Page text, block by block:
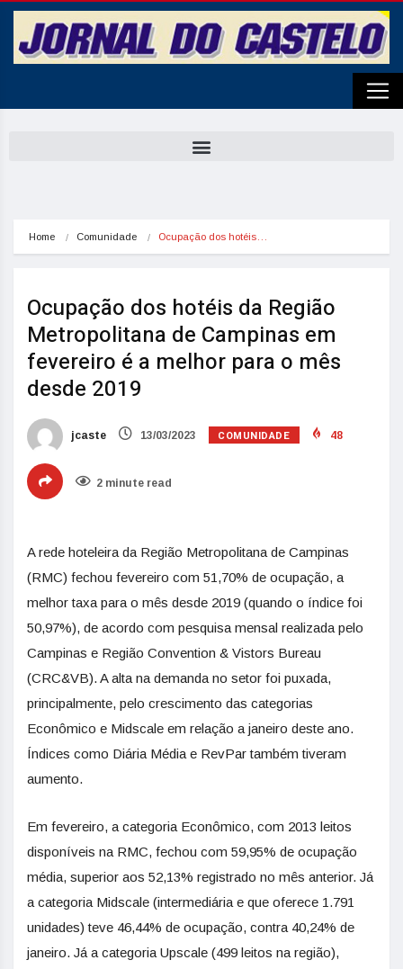
Home Comunidade Ocupação dos hotéis…
Ocupação dos hotéis da Região
Metropolitana de Campinas em
fevereiro é a melhor para o mês
desde 2019
jcaste 13/03/2023 COMUNIDADE 48
2 minute read
A rede hoteleira da Região Metropolitana de Campinas
(RMC) fechou fevereiro com 51,70% de ocupação, a
melhor taxa para o mês desde 2019 (quando o índice foi
50,97%), de acordo com pesquisa mensal realizada pelo
Campinas e Região Convention & Vistors Bureau
(CRC&VB). A alta na demanda no setor foi puxada,
principalmente, pelo crescimento das categorias
Econômico e Midscale em relação a janeiro deste ano.
Índices como Diária Média e RevPar também tiveram
aumento.
Em fevereiro, a categoria Econômico, com 2013 leitos
disponíveis na RMC, fechou com 59,95% de ocupação
média, superior aos 52,13% registrado no mês anterior. Já
a categoria Midscale (intermediária e que oferece 1.791
unidades) teve 46,44% de ocupação, contra 40,24% de
janeiro. Já a categoria Upscale (499 leitos na região),